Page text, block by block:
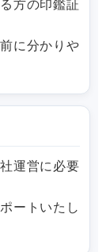
方の印鑑証
に分かりや
運営に必要
ートいたし